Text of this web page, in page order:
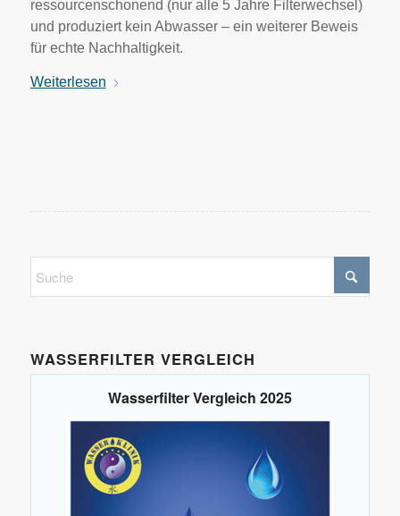
ressourcenschonend (nur alle 5 Jahre Filterwechsel)
und produziert kein Abwasser – ein weiterer Beweis
für echte Nachhaltigkeit.
Weiterlesen
WASSERFILTER VERGLEICH
Wasserfilter Vergleich 2025